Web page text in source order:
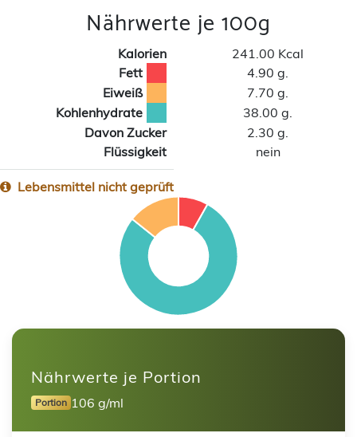
Nährwerte je 100g
Kalorien
241.00 Kcal
Fett
4.90 g.
Eiweiß
7.70 g.
Kohlenhydrate
38.00 g.
Davon Zucker
2.30 g.
Flüssigkeit
nein
Lebensmittel nicht geprüft
Nährwerte je Portion
Portion 106 g/ml